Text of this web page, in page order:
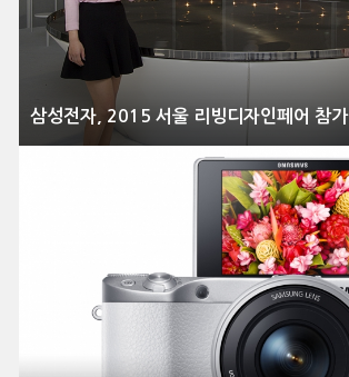
삼성전자, 2015 서울 리빙디자인페어 참가